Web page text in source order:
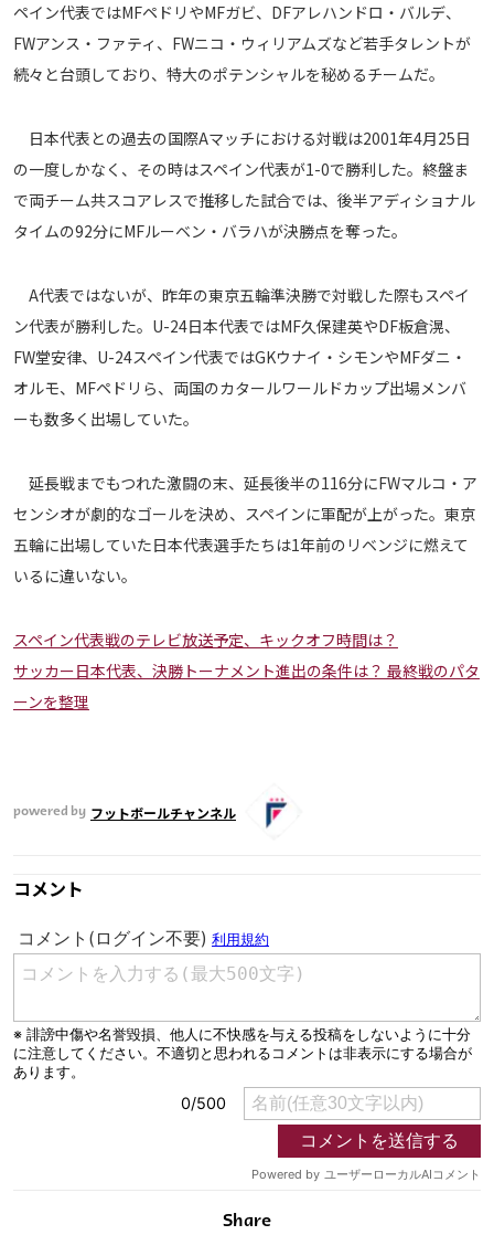
ご利用にあたって
プライバシーポリシー
お問い合わせ
© AbemaTV. Inc. All Rights Reserved.
ペイン代表ではMFペドリやMFガビ、DFアレハンドロ・バルデ、
FWアンス・ファティ、FWニコ・ウィリアムズなど若手タレントが
続々と台頭しており、特大のポテンシャルを秘めるチームだ。
日本代表との過去の国際Aマッチにおける対戦は2001年4月25日
の一度しかなく、その時はスペイン代表が1-0で勝利した。終盤ま
で両チーム共スコアレスで推移した試合では、後半アディショナル
タイムの92分にMFルーベン・バラハが決勝点を奪った。
A代表ではないが、昨年の東京五輪準決勝で対戦した際もスペイ
ン代表が勝利した。U-24日本代表ではMF久保建英やDF板倉滉、
FW堂安律、U-24スペイン代表ではGKウナイ・シモンやMFダニ・
オルモ、MFペドリら、両国のカタールワールドカップ出場メンバ
ーも数多く出場していた。
延長戦までもつれた激闘の末、延長後半の116分にFWマルコ・ア
センシオが劇的なゴールを決め、スペインに軍配が上がった。東京
五輪に出場していた日本代表選手たちは1年前のリベンジに燃えて
いるに違いない。
スペイン代表戦のテレビ放送予定、キックオフ時間は？
サッカー日本代表、決勝トーナメント進出の条件は？ 最終戦のパタ
ーンを整理
powered by フットボールチャンネル
コメント
Share